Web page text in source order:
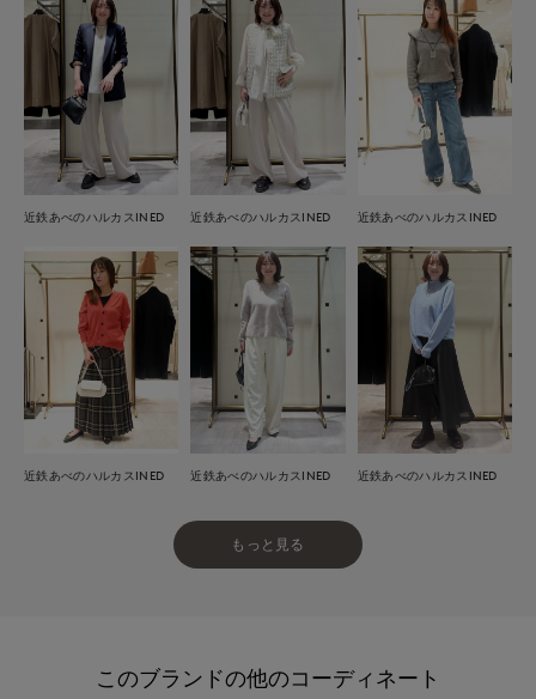
近鉄あべのハルカスINED 近鉄あべのハルカスINED 近鉄あべのハルカスINED
近鉄あべのハルカスINED 近鉄あべのハルカスINED 近鉄あべのハルカスINED
もっと見る
このブランドの他のコーディネート